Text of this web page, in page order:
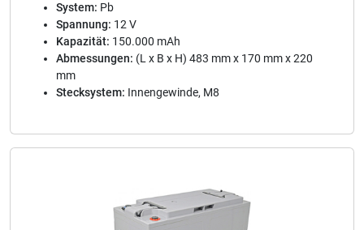
System: Pb
Spannung: 12 V
Kapazität: 150.000 mAh
Abmessungen: (L x B x H) 483 mm x 170 mm x 220
mm
Stecksystem: Innengewinde, M8